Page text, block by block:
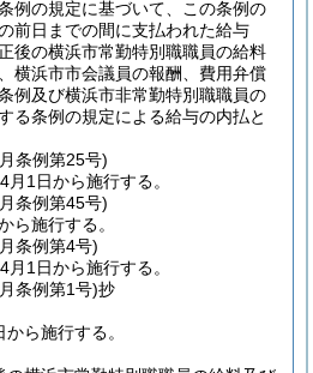
例の規定に基づいて、この条例の
前日までの間に支払われた給与
後の横浜市常勤特別職職員の給料
横浜市市会議員の報酬、費用弁償
例及び横浜市非常勤特別職職員の
る条例の規定による給与の内払と
条例第25号)
1日から施行する。
条例第45号)
ら施行する。
条例第4号)
1日から施行する。
条例第1号)抄
ら施行する。